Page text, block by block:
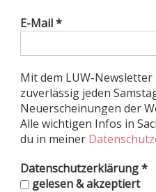
E-Mail*
Mit dem LUW-
zuverlässig jeden
Neuerscheinungen der
Alle wichtigen Infos in
du in meiner
Datenschutzerklärung*
gelesen & akzeptiert